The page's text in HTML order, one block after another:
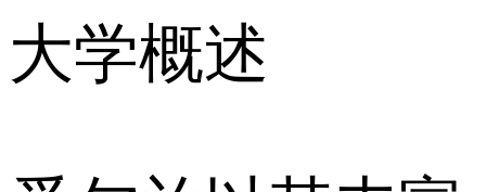
大学概述